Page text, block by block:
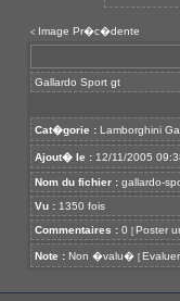
< Image Pr�c�dente
Gallardo Sport gt
Cat�gorie : Lamborghini
Ajout� le : 12/11/2005
Nom du fichier : gallardo-
Vu : 1350 fois
Commentaires : 0 [ Poster
Note : Non �valu� [ Evaluer